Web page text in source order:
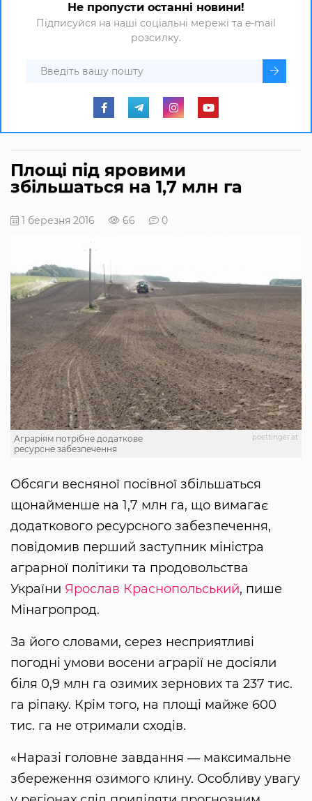
Не пропусти останні новини!
Підписуйся на наші соціальні мережі та e-mail
розсилку.
Площі під яровими
збільшаться на 1,7 млн га
1 березня 2016 66 0
poettinger.at
Аграріям потрібне додаткове
ресурсне забезпечення
Обсяги весняної посівної збільшаться
щонайменше на 1,7 млн га, що вимагає
додаткового ресурсного забезпечення,
повідомив перший заступник міністра
аграрної політики та продовольства
України Ярослав Краснопольський, пише
Мінагропрод.
За його словами, серез несприятливі
погодні умови восени аграрії не досіяли
біля 0,9 млн га озимих зернових та 237 тис.
га ріпаку. Крім того, на площі майже 600
тис. га не отримали сходів.
«Наразі головне завдання ― максимальне
збереження озимого клину. Особливу увагу